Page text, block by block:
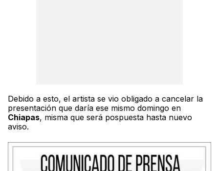
Debido a esto, el artista se vio obligado a cancelar la
presentación que daría ese mismo domingo en
Chiapas, misma que será pospuesta hasta nuevo
aviso.